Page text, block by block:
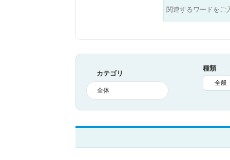
カテゴリ
種類
全般